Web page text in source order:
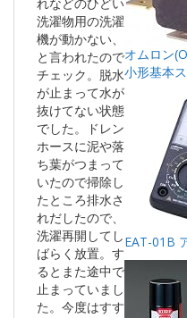
オムロン
小形基本
EAT-01B
洗濯物用の洗濯
機が動かない、
と言われたので
チェック。脱水
が止まって水が
抜けてない状態
でした。ドレン
ホースに泥や落
ち葉がつまって
いたので掃除し
たところ排水さ
れだしたので、
洗濯再開してし
ばらく放置。す
るとまた途中で
止まっていまし
た。今度はすす